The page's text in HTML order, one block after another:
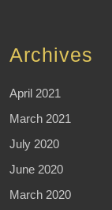
Archives
April 2021
March 2021
July 2020
June 2020
March 2020